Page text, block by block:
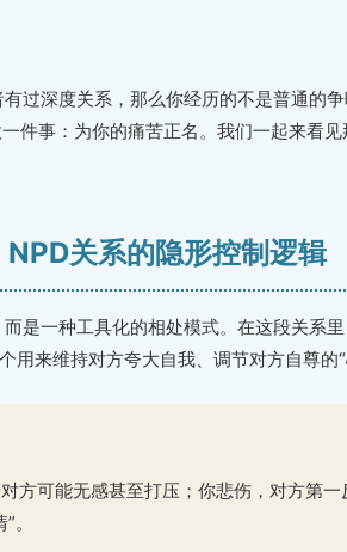
过深度关系，那么你经历的不是普通的争
件事：为你的痛苦正名。我们一起来看
关系的隐形控制逻辑
是一种工具化的相处模式。在这段关系
来维持对方夸大自我、调节对方自尊的“
方可能无感甚至打压；你悲伤，对方第一
。